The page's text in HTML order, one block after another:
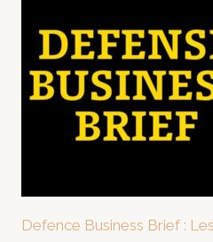
Defence Business Brief :